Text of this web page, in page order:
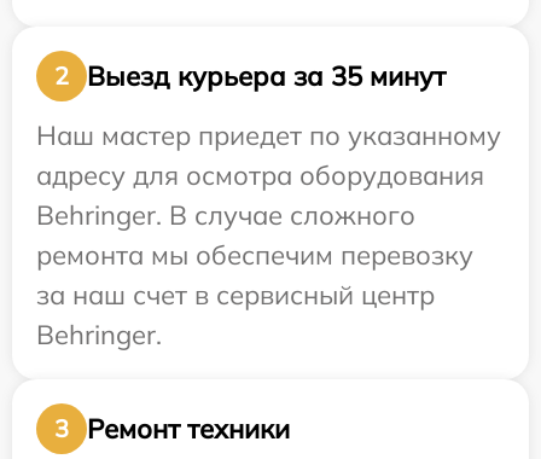
2
Выезд курьера за 35 минут
Наш мастер приедет по указанному
адресу для осмотра оборудования
Behringer. В случае сложного
ремонта мы обеспечим перевозку
за наш счет в сервисный центр
Behringer.
3
Ремонт техники